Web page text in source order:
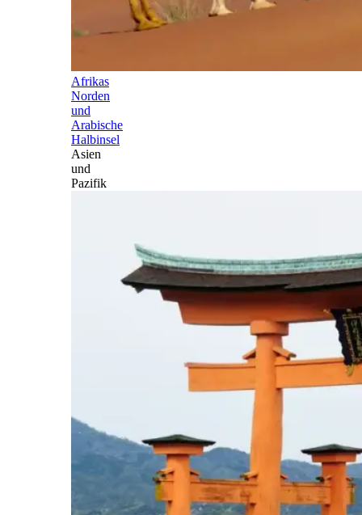
Afrikas
Norden
und
Arabische
Halbinsel
Asien
und
Pazifik